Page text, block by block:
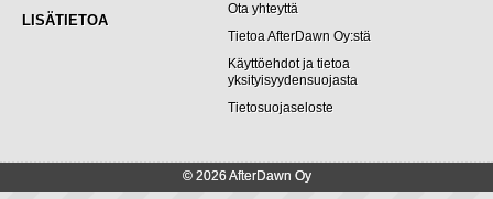
LISÄTIETOA
Ota yhteyttä
Tietoa AfterDawn Oy:stä
Käyttöehdot ja tietoa
yksityisyydensuojasta
Tietosuojaseloste
© 2026 AfterDawn Oy